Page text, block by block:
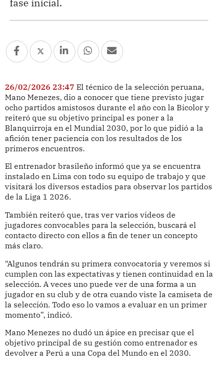
26/02/2026 23:47 El técnico de la selección peruana,
Mano Menezes, dio a conocer que tiene previsto jugar
ocho partidos amistosos durante el año con la Bicolor y
reiteró que su objetivo principal es poner a la
Blanquirroja en el Mundial 2030, por lo que pidió a la
afición tener paciencia con los resultados de los
primeros encuentros.
El entrenador brasileño informó que ya se encuentra
instalado en Lima con todo su equipo de trabajo y que
visitará los diversos estadios para observar los partidos
de la Liga 1 2026.
También reiteró que, tras ver varios videos de
jugadores convocables para la selección, buscará el
contacto directo con ellos a fin de tener un concepto
más claro.
“Algunos tendrán su primera convocatoria y veremos si
cumplen con las expectativas y tienen continuidad en la
selección. A veces uno puede ver de una forma a un
jugador en su club y de otra cuando viste la camiseta de
la selección. Todo eso lo vamos a evaluar en un primer
momento”, indicó.
Mano Menezes no dudó un ápice en precisar que el
objetivo principal de su gestión como entrenador es
devolver a Perú a una Copa del Mundo en el 2030.